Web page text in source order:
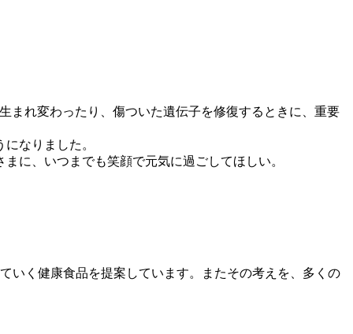
まれ変わったり、傷ついた遺伝子を修復するときに、重要
なりました。
に、いつまでも笑顔で元気に過ごしてほしい。
いく健康食品を提案しています。またその考えを、多くの